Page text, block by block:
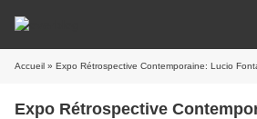
Accueil » Expo Rétrospective Contemporaine: Lucio
Expo Rétrospective